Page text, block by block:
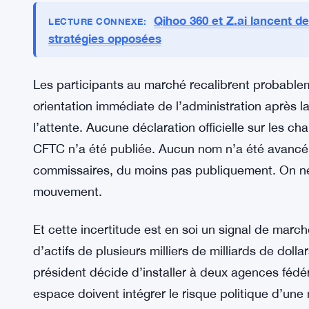
besoin — rien de tout cela n’est réglé. La SEC
les deux agences sont désormais plus
LIRE AUSSI : La Cour suprême vote 5-4 pour
LECTURE CONNEXE:
Qihoo 360 et Z.ai lancent
stratégies opposées
Les participants au marché recalibrent
orientation immédiate de l’administration après
l’attente. Aucune déclaration officielle sur les
CFTC n’a été publiée. Aucun nom n’a été